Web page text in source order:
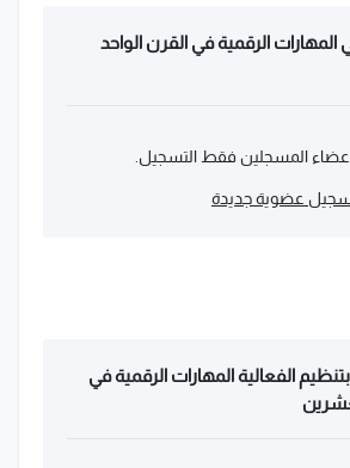
الرقمية في القرن الواحد
المسجلين فقط التسجيل.
عضوية جديدة
الفعالية المهارات الرقمية في